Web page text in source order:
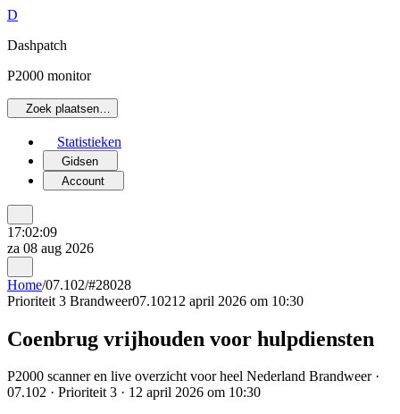
D
Dashpatch
P2000 monitor
Zoek plaatsen…
Statistieken
Gidsen
Account
17:02:09
za 08 aug 2026
Home/07.102/#28028
Prioriteit 3 Brandweer07.10212 april 2026 om 10:30
Coenbrug vrijhouden voor hulpdiensten
P2000 scanner en live overzicht voor heel Nederland Brandweer ·
07.102 · Prioriteit 3 · 12 april 2026 om 10:30